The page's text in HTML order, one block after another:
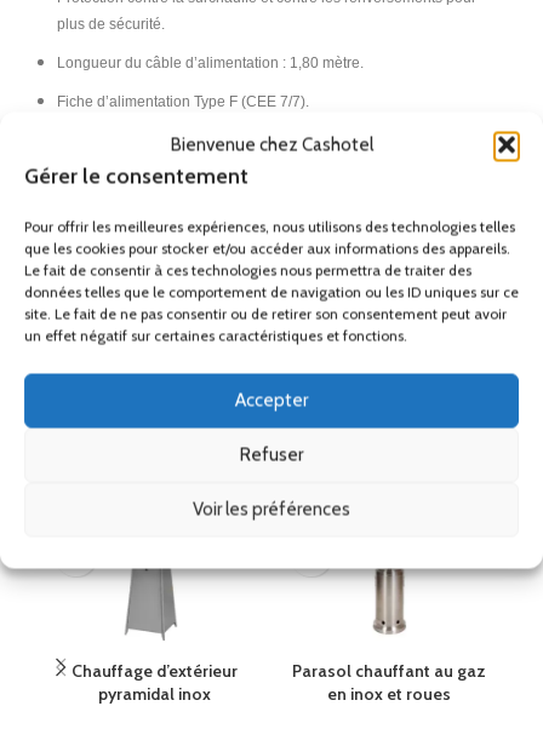
Bienvenue chez Cashotel
Gérer le consentement
Pour offrir les meilleures expériences, nous utilisons des technologies telles
que les cookies pour stocker et/ou accéder aux informations des appareils.
Le fait de consentir à ces technologies nous permettra de traiter des
données telles que le comportement de navigation ou les ID uniques sur ce
site. Le fait de ne pas consentir ou de retirer son consentement peut avoir
un effet négatif sur certaines caractéristiques et fonctions.
Accepter
Refuser
Voir les préférences
plus de sécurité.
Longueur du câble d’alimentation : 1,80 mètre.
Fiche d’alimentation Type F (CEE 7/7).
Remise
Ses accessoires
Produits similaires
Chauffage d’extérieur
pyramidal inox
Parasol chauffant au gaz
en inox et roues